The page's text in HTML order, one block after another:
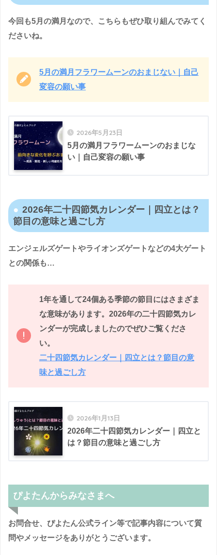
今回も5月の満月なので、こちらもぜひ取り組んでみてく
ださいね。
5月の満月フラワームーンのおまじない｜自己
変容の願い事
2026年5月23日
5月の満月フラワームーンのおまじな
い｜自己変容の願い事
2026年二十四節気カレンダー｜四立とは？
節目の意味と過ごし方
エンジェルズゲートやライオンズゲートなどの4大ゲート
との関係も…
1年を通して24個ある季節の節目にはさまざま
な意味があります。2026年の二十四節気カレ
ンダーが完成しましたのでぜひご覧くださ
い。
二十四節気カレンダー｜四立とは？節目の意
味と過ごし方
2026年1月13日
2026年二十四節気カレンダー｜四立と
は？節目の意味と過ごし方
ぴよたんからみなさまへ
お問合せ、ぴよたん公式ライン等で記事内容について質
問やメッセージをありがとうございます。